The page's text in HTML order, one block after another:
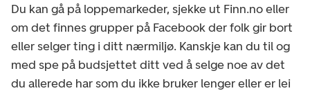
Du kan gå på loppemarkeder, sjekke ut Finn.no eller
om det finnes grupper på Facebook der folk gir bort
eller selger ting i ditt nærmiljø. Kanskje kan du til og
med spe på budsjettet ditt ved å selge noe av det
du allerede har som du ikke bruker lenger eller er lei